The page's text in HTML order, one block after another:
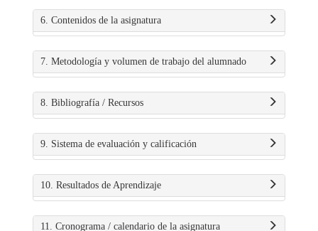
6. Contenidos de la asignatura
7. Metodología y volumen de trabajo del alumnado
8. Bibliografía / Recursos
9. Sistema de evaluación y calificación
10. Resultados de Aprendizaje
11. Cronograma / calendario de la asignatura